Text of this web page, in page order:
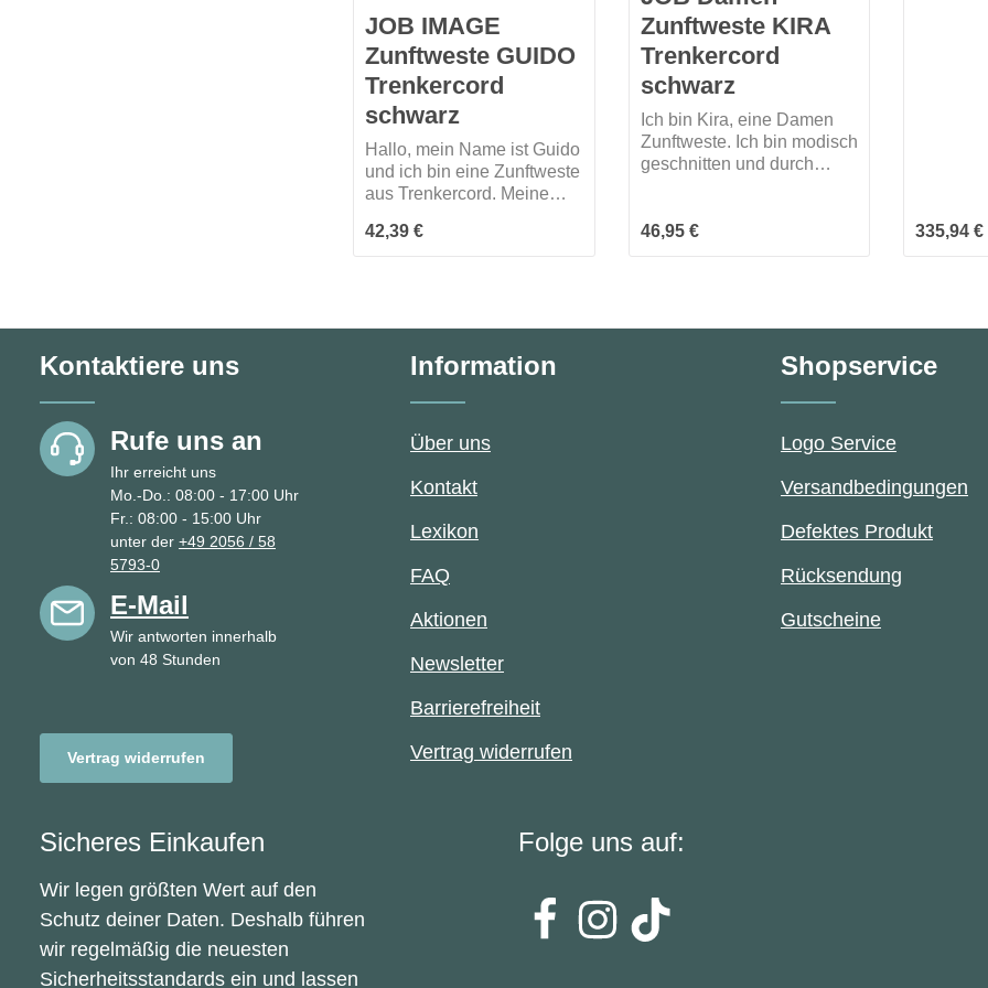
JOB IMAGE
Zunftweste GUIDO
Trenkercord
schwarz
Hallo, mein Name ist Guido
und ich bin eine Zunftweste
aus Trenkercord. Meine
2-reihig und ich besitze
einen Schalkragen.
Regulärer Preis:
42,39 €
Zunftweste KIRA
Trenkercord
schwarz
Ich bin Kira, eine Damen
Zunftweste. Ich bin modisch
geschnitten und durch
mich gut auf dich einstellen.
Mich gibt es nur in schwarz.
Regulärer Preis:
46,95 €
in
335,94 €
Kontaktiere uns
Rufe uns an
Ihr erreicht uns
Mo.-Do.: 08:00 - 17:00 Uhr
Fr.: 08:00 - 15:00 Uhr
unter der +49 2056 / 58
5793-0
E-Mail
Wir antworten innerhalb
von 48 Stunden
Vertrag widerrufen
Information
Über uns
Kontakt
Lexikon
FAQ
Aktionen
Newsletter
Barrierefreiheit
Vertrag widerrufen
Shopservice
Logo Service
Versandbedingungen
Defektes Produkt
Rücksendung
Gutscheine
Sicheres Einkaufen
Wir legen größten Wert auf den
Schutz deiner Daten. Deshalb führen
wir regelmäßig die neuesten
Sicherheitsstandards ein und lassen
Folge uns auf: